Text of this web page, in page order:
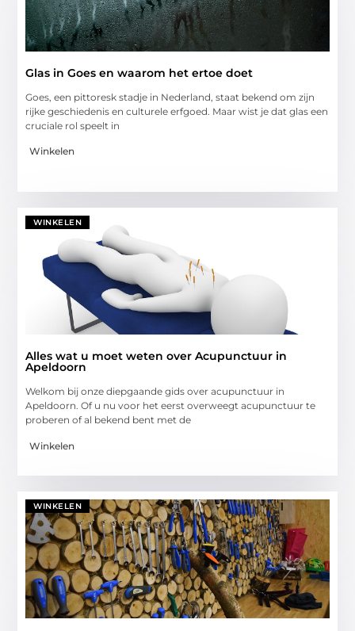
Glas in Goes en waarom het ertoe doet
Goes, een pittoresk stadje in Nederland, staat bekend om zijn
rijke geschiedenis en culturele erfgoed. Maar wist je dat glas een
cruciale rol speelt in
Winkelen
WINKELEN
Alles wat u moet weten over Acupunctuur in
Apeldoorn
Welkom bij onze diepgaande gids over acupunctuur in
Apeldoorn. Of u nu voor het eerst overweegt acupunctuur te
proberen of al bekend bent met de
Winkelen
WINKELEN